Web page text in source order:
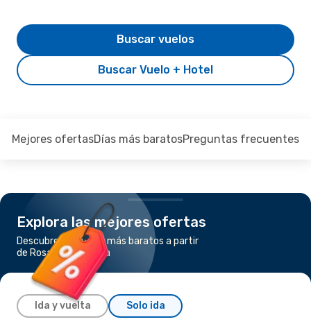
Buscar Vuelo + Hotel
Buscar vuelos
Mejores ofertasDías más baratosPreguntas frecuentes
Explora las mejores ofertas
Descubre los vuelos más baratos a partir
de Rosario a Córdoba
Ida y vuelta Solo ida